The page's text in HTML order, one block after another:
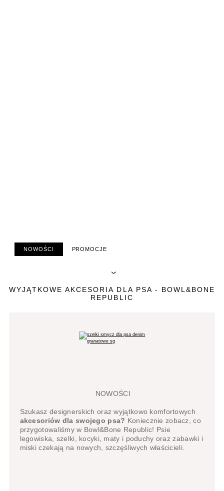
NOWOŚCI PROMOCJE
WYJĄTKOWE AKCESORIA DLA PSA - BOWL&BONE
REPUBLIC
NOWOŚCI
Szukasz designerskich oraz wyjątkowo komfortowych
akcesoriów dla swojego psa? Koniecznie zobacz, co
przygotowaliśmy w Bowl&Bone Republic! Psie
legowiska, szelki, kocyki, maty i poduchy oraz zabawki i
miski czekają na nowych, szczęśliwych właścicieli.